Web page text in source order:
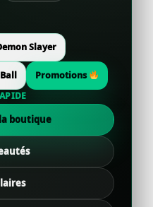
Slayer
Promotions
boutique